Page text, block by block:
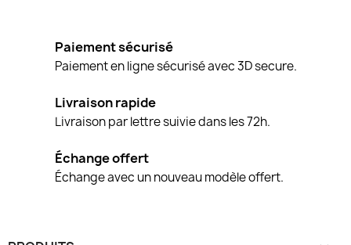
Paiement sécurisé
Paiement en ligne sécurisé avec 3D secure.
Livraison rapide
Livraison par lettre suivie dans les 72h.
Échange offert
Échange avec un nouveau modèle offert.